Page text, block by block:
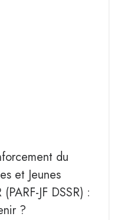
du
et Jeunes
JF DSSR) :
?